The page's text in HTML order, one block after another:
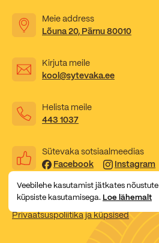
Meie address
Lõuna 20, Pärnu 80010
Kirjuta meile
kool@sytevaka.ee
Helista meile
443 1037
Sütevaka sotsiaalmeedias
Facebook
Instagram
Privaatsuspoliitika ja küpsised
Veebilehe kasutamist jätkates nõustute
küpsiste kasutamisega. Loe lähemalt